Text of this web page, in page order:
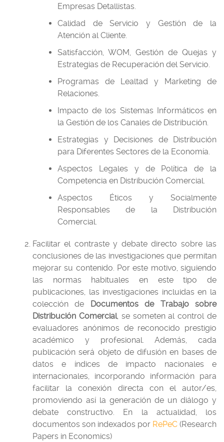
Empresas Detallistas.
Calidad de Servicio y Gestión de la
Atención al Cliente.
Satisfacción, WOM, Gestión de Quejas y
Estrategias de Recuperación del Servicio.
Programas de Lealtad y Marketing de
Relaciones.
Impacto de los Sistemas Informáticos en
la Gestión de los Canales de Distribución.
Estrategias y Decisiones de Distribución
para Diferentes Sectores de la Economía.
Aspectos Legales y de Política de la
Competencia en Distribución Comercial.
Aspectos Éticos y Socialmente
Responsables de la Distribución
Comercial.
Facilitar el contraste y debate directo sobre las
conclusiones de las investigaciones que permitan
mejorar su contenido. Por este motivo, siguiendo
las normas habituales en este tipo de
publicaciones, las investigaciones incluidas en la
colección de
Documentos de Trabajo sobre
Distribución Comercial, se someten al control de
evaluadores anónimos de reconocido prestigio
académico y profesional. Además, cada
publicación será objeto de difusión en bases de
datos e índices de impacto nacionales e
internacionales, incorporando información para
facilitar la conexión directa con el autor/es,
promoviendo así la generación de un diálogo y
debate constructivo. En la actualidad, los
documentos son indexados por RePeC (Research
Papers in Economics)